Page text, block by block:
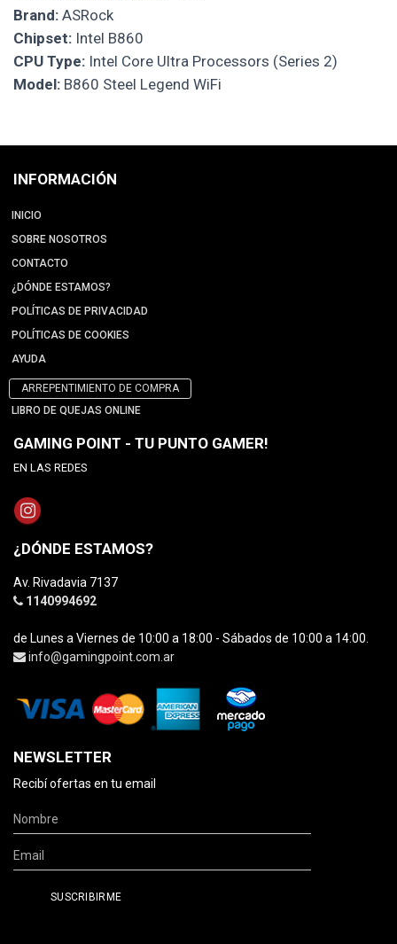
Brand: ASRock
Chipset: Intel B860
CPU Type: Intel Core Ultra Processors (Series 2)
Model: B860 Steel Legend WiFi
INFORMACIÓN
INICIO
SOBRE NOSOTROS
CONTACTO
¿DÓNDE ESTAMOS?
POLÍTICAS DE PRIVACIDAD
POLÍTICAS DE COOKIES
AYUDA
ARREPENTIMIENTO DE COMPRA
LIBRO DE QUEJAS ONLINE
GAMING POINT - TU PUNTO GAMER!
EN LAS REDES
¿DÓNDE ESTAMOS?
Av. Rivadavia 7137
1140994692
de Lunes a Viernes de 10:00 a 18:00 - Sábados de 10:00 a 14:00.
info@gamingpoint.com.ar
NEWSLETTER
Recibí ofertas en tu email